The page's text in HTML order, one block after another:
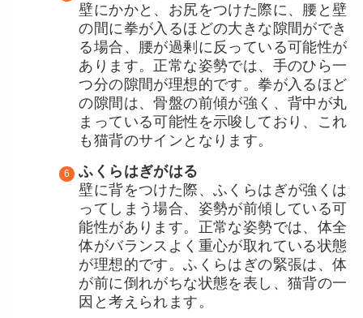
壁にかかと、お尻をつけた際に、腰と壁
の間に拳が入るほどの大きな隙間ができ
る場合、腰が過剰に反っている可能性が
あります。正常な姿勢では、手のひら一
つ分の隙間が理想的です。拳が入るほど
の隙間は、骨盤の前傾が強く、背中が丸
まっている可能性を示唆しており、これ
も猫背のサインとなります。
ふくらはぎがはる
壁に背をつけた際、ふくらはぎが強くは
ってしまう場合、姿勢が前傾している可
能性があります。正常な姿勢では、体全
体がバランスよく重心が取れている状態
が理想的です。ふくらはぎの緊張は、体
が前に倒れがちな状態を表し、猫背の一
因と考えられます。